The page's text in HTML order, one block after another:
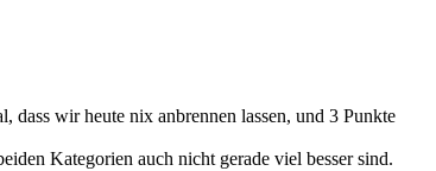
dass wir heute nix anbrennen lassen, und 3 Punkte
Kategorien auch nicht gerade viel besser sind.